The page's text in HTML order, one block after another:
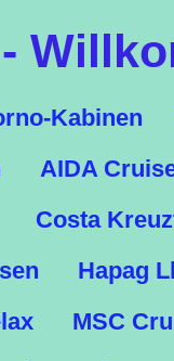
Kabinen
AIDA
Costa
Hapag
MSC